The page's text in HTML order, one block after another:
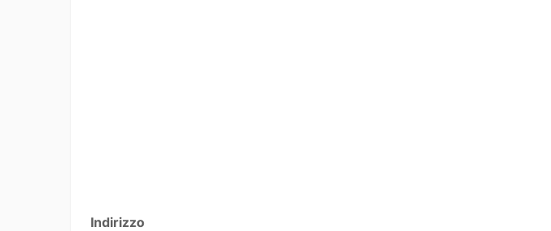
Indirizzo